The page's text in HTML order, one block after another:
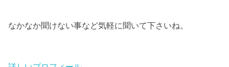
なかなか聞けない事など気軽に聞いて下さいね。